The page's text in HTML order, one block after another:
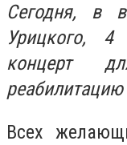
Сегодня, в
Урицкого, 4
концерт
Всех